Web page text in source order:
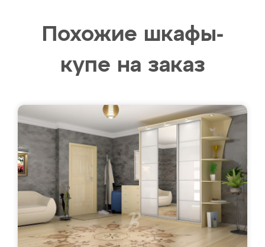
Похожие шкафы-
купе на заказ